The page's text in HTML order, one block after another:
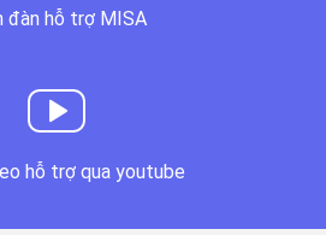
đàn hỗ trợ MISA
hỗ trợ qua youtube